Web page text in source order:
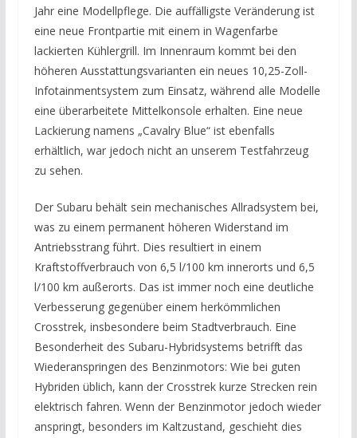
Jahr eine Modellpflege. Die auffälligste Veränderung ist
eine neue Frontpartie mit einem in Wagenfarbe
lackierten Kühlergrill. Im Innenraum kommt bei den
höheren Ausstattungsvarianten ein neues 10,25-Zoll-
Infotainmentsystem zum Einsatz, während alle Modelle
eine überarbeitete Mittelkonsole erhalten. Eine neue
Lackierung namens „Cavalry Blue“ ist ebenfalls
erhältlich, war jedoch nicht an unserem Testfahrzeug
zu sehen.
Der Subaru behält sein mechanisches Allradsystem bei,
was zu einem permanent höheren Widerstand im
Antriebsstrang führt. Dies resultiert in einem
Kraftstoffverbrauch von 6,5 l/100 km innerorts und 6,5
l/100 km außerorts. Das ist immer noch eine deutliche
Verbesserung gegenüber einem herkömmlichen
Crosstrek, insbesondere beim Stadtverbrauch. Eine
Besonderheit des Subaru-Hybridsystems betrifft das
Wiederanspringen des Benzinmotors: Wie bei guten
Hybriden üblich, kann der Crosstrek kurze Strecken rein
elektrisch fahren. Wenn der Benzinmotor jedoch wieder
anspringt, besonders im Kaltzustand, geschieht dies